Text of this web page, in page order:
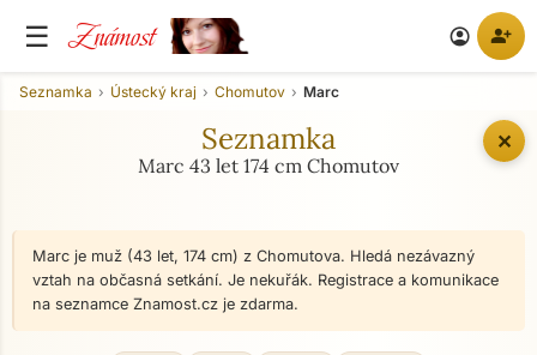
☰ Známost account_circle person_add
✕
Seznamka Ústecký kraj Chomutov Marc
Seznamka
Marc 43 let 174 cm Chomutov
Marc je muž (43 let, 174 cm) z Chomutova. Hledá nezávazný
vztah na občasná setkání. Je nekuřák. Registrace a komunikace
na seznamce Znamost.cz je zdarma.